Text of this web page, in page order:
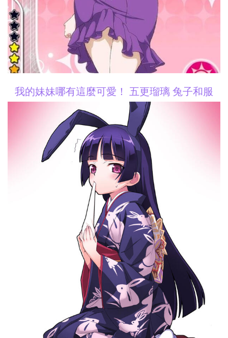
我的妹妹哪有這麼可愛！ 五更瑠璃 兔子和服